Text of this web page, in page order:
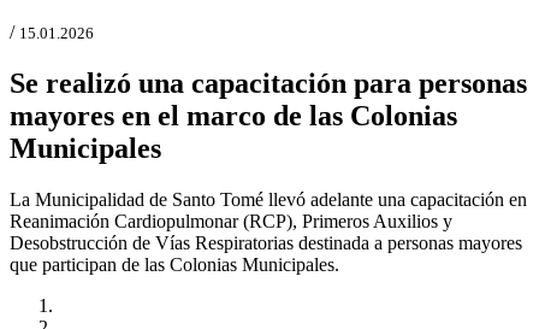
/ 15.01.2026
Se realizó una capacitación para personas
mayores en el marco de las Colonias
Municipales
La Municipalidad de Santo Tomé llevó adelante una capacitación en
Reanimación Cardiopulmonar (RCP), Primeros Auxilios y
Desobstrucción de Vías Respiratorias destinada a personas mayores
que participan de las Colonias Municipales.